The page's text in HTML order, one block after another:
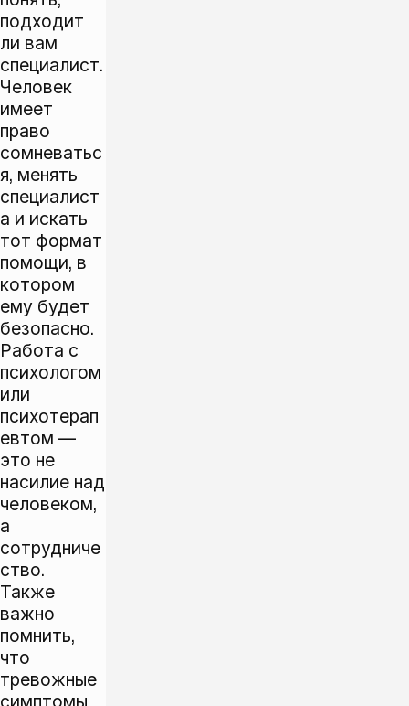
подходит
ли вам
специалист.
Человек
имеет
право
сомневатьс
я, менять
специалист
а и искать
тот формат
помощи, в
котором
ему будет
безопасно.
Работа с
психологом
или
психотерап
евтом —
это не
насилие над
человеком,
а
сотрудниче
ство.
Также
важно
помнить,
что
тревожные
симптомы